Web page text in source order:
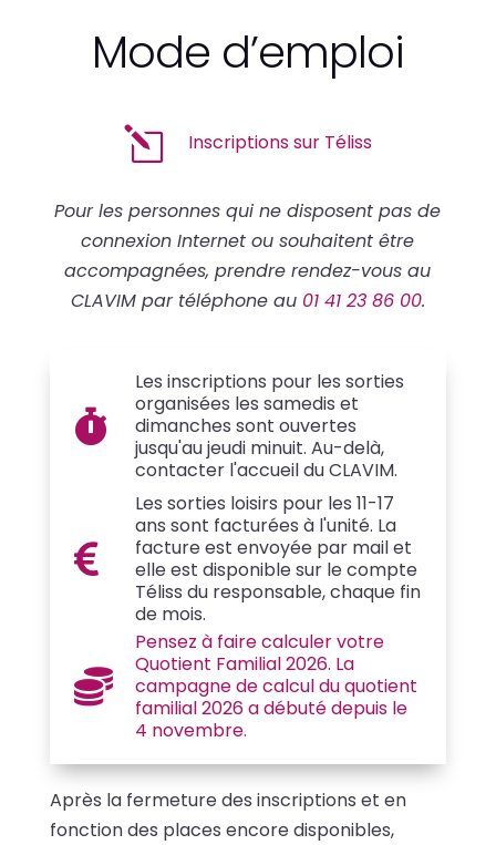
Mode d’emploi
l Inscriptions sur Téliss
Pour les personnes qui ne disposent pas de
connexion Internet ou souhaitent être
accompagnées, prendre rendez-vous au
CLAVIM par téléphone au 01 41 23 86 00.

Les inscriptions pour les sorties
organisées les samedis et
dimanches sont ouvertes
jusqu'au jeudi minuit. Au-delà,
contacter l'accueil du CLAVIM.

Les sorties loisirs pour les 11-17
ans sont facturées à l'unité. La
facture est envoyée par mail et
elle est disponible sur le compte
Téliss du responsable, chaque fin
de mois.

Pensez à faire calculer votre
Quotient Familial 2026. La
campagne de calcul du quotient
familial 2026 a débuté depuis le
4 novembre.
Après la fermeture des inscriptions et en
fonction des places encore disponibles,